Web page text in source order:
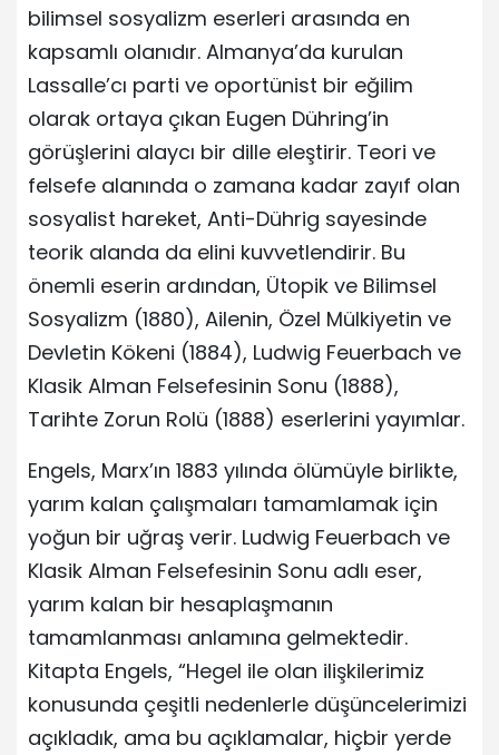
bilimsel sosyalizm eserleri arasında en
kapsamlı olanıdır. Almanya’da kurulan
Lassalle’cı parti ve oportünist bir eğilim
olarak ortaya çıkan Eugen Dühring’in
görüşlerini alaycı bir dille eleştirir. Teori ve
felsefe alanında o zamana kadar zayıf olan
sosyalist hareket, Anti-Dührig sayesinde
teorik alanda da elini kuvvetlendirir. Bu
önemli eserin ardından, Ütopik ve Bilimsel
Sosyalizm (1880), Ailenin, Özel Mülkiyetin ve
Devletin Kökeni (1884), Ludwig Feuerbach ve
Klasik Alman Felsefesinin Sonu (1888),
Tarihte Zorun Rolü (1888) eserlerini yayımlar.
Engels, Marx’ın 1883 yılında ölümüyle birlikte,
yarım kalan çalışmaları tamamlamak için
yoğun bir uğraş verir. Ludwig Feuerbach ve
Klasik Alman Felsefesinin Sonu adlı eser,
yarım kalan bir hesaplaşmanın
tamamlanması anlamına gelmektedir.
Kitapta Engels, “Hegel ile olan ilişkilerimiz
konusunda çeşitli nedenlerle düşüncelerimizi
açıkladık, ama bu açıklamalar, hiçbir yerde